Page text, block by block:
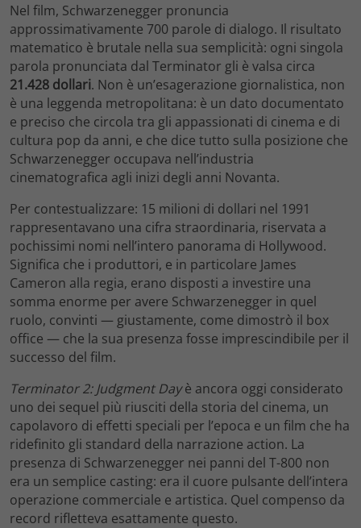
Nel film, Schwarzenegger pronuncia
approssimativamente 700 parole di dialogo. Il risultato
matematico è brutale nella sua semplicità: ogni singola
parola pronunciata dal Terminator gli è valsa circa
21.428 dollari. Non è un’esagerazione giornalistica, non
è una leggenda metropolitana: è un dato documentato
e preciso che circola tra gli appassionati di cinema e di
cultura pop da anni, e che dice tutto sulla posizione che
Schwarzenegger occupava nell’industria
cinematografica agli inizi degli anni Novanta.
Per contestualizzare: 15 milioni di dollari nel 1991
rappresentavano una cifra straordinaria, riservata a
pochissimi nomi nell’intero panorama di Hollywood.
Significa che i produttori, e in particolare James
Cameron alla regia, erano disposti a investire una
somma enorme per avere Schwarzenegger in quel
ruolo, convinti — giustamente, come dimostrò il box
office — che la sua presenza fosse imprescindibile per il
successo del film.
Terminator 2: Judgment Dayè ancora oggi considerato
uno dei sequel più riusciti della storia del cinema, un
capolavoro di effetti speciali per l’epoca e un film che ha
ridefinito gli standard della narrazione action. La
presenza di Schwarzenegger nei panni del T-800 non
era un semplice casting: era il cuore pulsante dell’intera
operazione commerciale e artistica. Quel compenso da
record rifletteva esattamente questo.